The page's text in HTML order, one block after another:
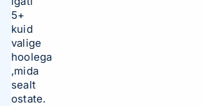
5+
kuid
valige
hoolega
,mida
sealt
ostate.